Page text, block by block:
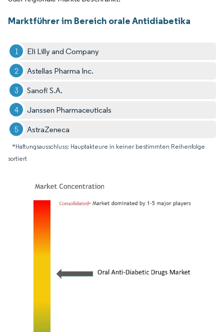
Marktführer im Bereich orale Antidiabetika
Eli Lilly and Company
Astellas Pharma Inc.
Sanofi S.A.
Janssen Pharmaceuticals
AstraZeneca
*Haftungsausschluss: Hauptakteure in keiner bestimmten Reihenfolge
sortiert